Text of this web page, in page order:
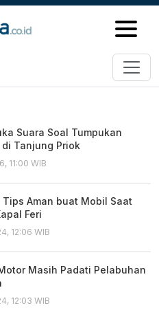
Suara Soal Tumpukan
Tanjung Priok
11:00 WIB
Tips Aman buat Mobil Saat
Feri
12:06 WIB
Masih Padati Pelabuhan
12:03 WIB